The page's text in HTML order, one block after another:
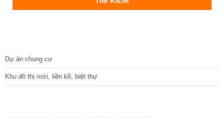
Dự án chung cư
Khu đô thị mới, liền kề, biệt thự